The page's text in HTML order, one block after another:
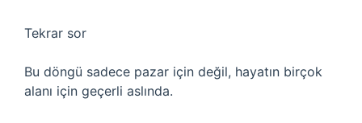
Tekrar sor
Bu döngü sadece pazar için değil, hayatın birçok
alanı için geçerli aslında.